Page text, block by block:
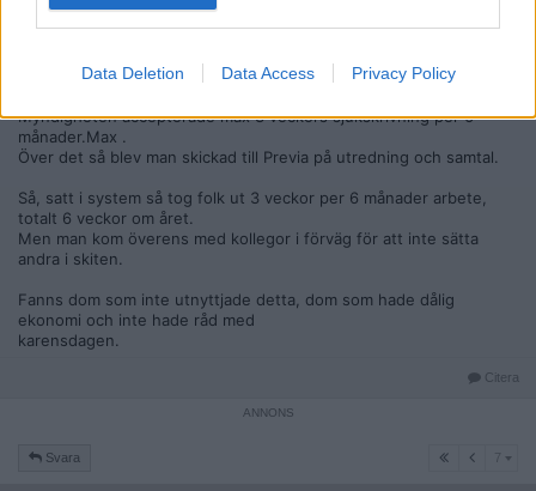
Data Deletion Data Access Privacy Policy
- Bara så du vet så tar jag ut min sista sjukvecka nästa vecka.
Myndigheten accepterade max 3 veckors sjukskrivning per 6
månader.Max .
Över det så blev man skickad till Previa på utredning och samtal.
Så, satt i system så tog folk ut 3 veckor per 6 månader arbete,
totalt 6 veckor om året.
Men man kom överens med kollegor i förväg för att inte sätta
andra i skiten.
Fanns dom som inte utnyttjade detta, dom som hade dålig
ekonomi och inte hade råd med
karensdagen.
Citera
Svara